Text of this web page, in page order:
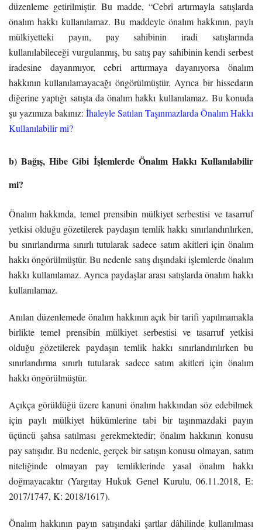
düzenleme getirilmiştir. Bu madde, “Cebrî artırmayla satışlarda
önalım hakkı kullanılamaz. Bu maddeyle önalım hakkının, paylı
mülkiyetteki payın, pay sahibinin iradi satışlarında
kullanılabileceği vurgulanmış, bu satış pay sahibinin kendi serbest
iradesine dayanmıyor, cebri arttırmaya dayanıyorsa önalım
hakkının kullanılamayacağı öngörülmüştür. Ayrıca bir hissedarın
diğerine yaptığı satışta da önalım hakkı kullanılamaz. Bu konuda
şu yazımıza bakınız: İhaleyle Satılan Taşınmazlarda Önalım Hakkı
Kullanılabilir mi?
b) Bağış, Hibe Gibi İşlemlerde Önalım Hakkı Kullanılabilir
mi?
Önalım hakkında, temel prensibin mülkiyet serbestisi ve tasarruf
yetkisi olduğu gözetilerek paydaşın temlik hakkı sınırlandırılırken,
bu sınırlandırma sınırlı tutularak sadece satım akitleri için önalım
hakkı öngörülmüştür. Bu nedenle satış dışındaki işlemlerde önalım
hakkı kullanılamaz. Ayrıca paydaşlar arası satışlarda önalım hakkı
kullanılamaz.
Anılan düzenlemede önalım hakkının açık bir tarifi yapılmamakla
birlikte temel prensibin mülkiyet serbestisi ve tasarruf yetkisi
olduğu gözetilerek paydaşın temlik hakkı sınırlandırılırken bu
sınırlandırma sınırlı tutularak sadece satım akitleri için önalım
hakkı öngörülmüştür.
Açıkça görüldüğü üzere kanuni önalım hakkından söz edebilmek
için paylı mülkiyet hükümlerine tabi bir taşınmazdaki payın
üçüncü şahsa satılması gerekmektedir; önalım hakkının konusu
pay satışıdır. Bu nedenle, gerçek bir satışın konusu olmayan, satım
niteliğinde olmayan pay temliklerinde yasal önalım hakkı
doğmayacaktır (Yargıtay Hukuk Genel Kurulu, 06.11.2018, E:
2017/1747, K: 2018/1617).
Önalım hakkının payın satışındaki şartlar dâhilinde kullanılması